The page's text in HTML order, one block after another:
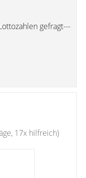
gefragt---
17x hilfreich)